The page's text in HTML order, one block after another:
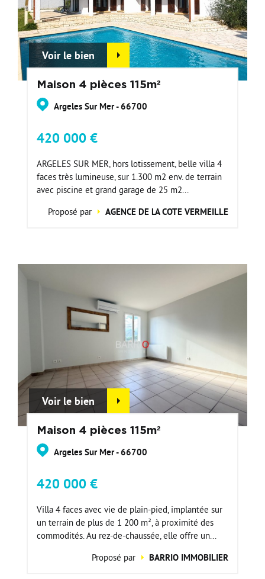
Voir le bien
Maison 4 pièces 115m²
Argeles Sur Mer - 66700
420 000 €
ARGELES SUR MER, hors lotissement, belle villa 4
faces très lumineuse, sur 1.300 m2 env. de terrain
avec piscine et grand garage de 25 m2...
Proposé par
AGENCE DE LA COTE VERMEILLE
Voir le bien
Maison 4 pièces 115m²
Argeles Sur Mer - 66700
420 000 €
Villa 4 faces avec vie de plain-pied, implantée sur
un terrain de plus de 1 200 m², à proximité des
commodités. Au rez-de-chaussée, elle offre un...
Proposé par
BARRIO IMMOBILIER